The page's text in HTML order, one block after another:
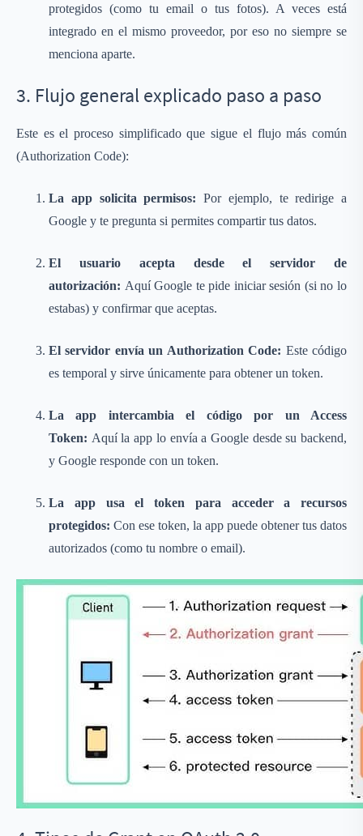
protegidos (como tu email o tus fotos). A veces está
integrado en el mismo proveedor, por eso no siempre se
menciona aparte.
3. Flujo general explicado paso a paso
Este es el proceso simplificado que sigue el flujo más común
(Authorization Code):
La app solicita permisos: Por ejemplo, te redirige a
Google y te pregunta si permites compartir tus datos.
El usuario acepta desde el servidor de
autorización: Aquí Google te pide iniciar sesión (si no lo
estabas) y confirmar que aceptas.
El servidor envía un Authorization Code: Este código
es temporal y sirve únicamente para obtener un token.
La app intercambia el código por un Access
Token: Aquí la app lo envía a Google desde su backend,
y Google responde con un token.
La app usa el token para acceder a recursos
protegidos: Con ese token, la app puede obtener tus datos
autorizados (como tu nombre o email).